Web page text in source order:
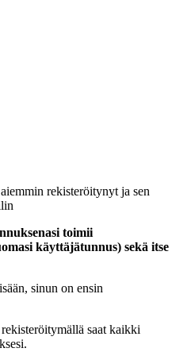
rekisteröitynyt ja sen
toimii
käyttäjätunnus) sekä itse
sinun on ensin
saat kaikki